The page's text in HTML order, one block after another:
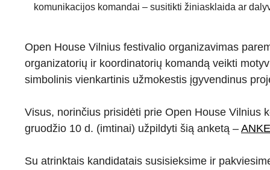
komunikacijos komandai – susitikti žiniasklaida ar
Open House Vilnius festivalio organizavimas
organizatorių ir koordinatorių komandą veikti
simbolinis vienkartinis užmokestis įgyvendinus
Visus, norinčius prisidėti prie Open House Vilnius
gruodžio 10 d. (imtinai) užpildyti šią anketą –
Su atrinktais kandidatais susisieksime ir